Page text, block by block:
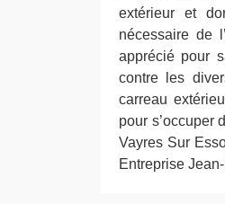
extérieur et
nécessaire de
apprécié pour
contre les
carreau
pour s’occuper
Vayres Sur
Entreprise